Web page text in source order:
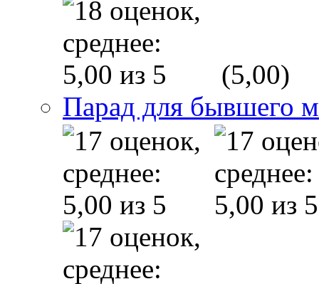
(5,00)
Парад для бывшего